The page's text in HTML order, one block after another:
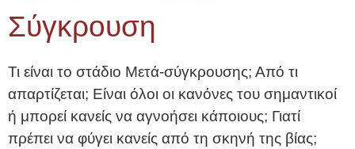
Σύγκρουση
Τι είναι το στάδιο Μετά-σύγκρουσης; Από τι
απαρτίζεται; Είναι όλοι οι κανόνες του σημαντικοί
ή μπορεί κανείς να αγνοήσει κάποιους; Γιατί
πρέπει να φύγει κανείς από τη σκηνή της βίας;